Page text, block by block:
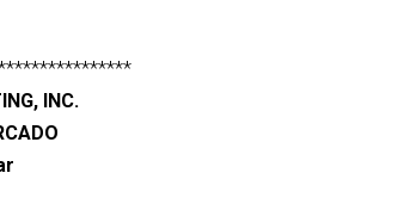
INC.